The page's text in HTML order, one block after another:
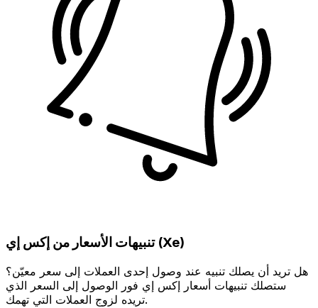
تنبيهات الأسعار من إكس إي (Xe)
هل تريد أن يصلك تنبيه عند وصول إحدى العملات إلى سعر معيّن؟
ستصلك تنبيهات أسعار إكس إي فور الوصول إلى السعر الذي
تريده لزوج العملات التي تهمك.